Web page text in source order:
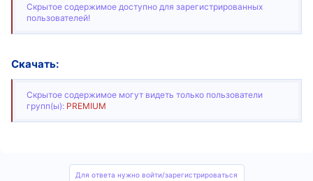
Скрытое содержимое доступно для зарегистрированных
пользователей!
Скачать:
Скрытое содержимое могут видеть только пользователи
групп(ы): PREMIUM
Для ответа нужно войти/зарегистрироваться